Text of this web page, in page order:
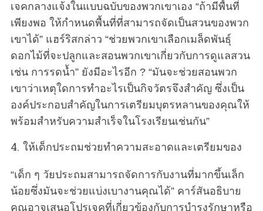
เจคกลางแจ้งในแบบฉบับของพวกเขาเอง “ถ้ามีพื้นที่
เพียงพอ ให้กำหนดพื้นที่ที่สามารถจัดเป็นสวนของพวก
เขาได้” แฮร์ริสกล่าว “ช่วยพวกเขาเลือกเมล็ดพันธุ์
ดอกไม้ที่จะปลูกและสอนพวกเขาเกี่ยวกับการดูแลสวน
เช่น การรดน้ำ” ยังมีอะไรอีก ? “มันจะช่วยสอนพวก
เขาว่าเหตุใดการทำอะไรเป็นกิจวัตรจึงสำคัญ ซึ่งเป็น
องค์ประกอบสำคัญในการเตรียมบุตรหลานของคุณให้
พร้อมสำหรับความสำเร็จในโรงเรียนเช่นกัน”
4. ให้เด็กประถมช่วยทำความสะอาดและเตรียมของ
“เด็ก ๆ วัยประถมสามารถจัดการกับงานที่มากขึ้นเล็ก
น้อยซึ่งมันจะช่วยแบ่งเบางานคุณได้” คาร์สันอธิบาย
คุณอาจเสนอโปรเจคที่เกี่ยวข้องกับการบำรุงรักษาหรือ